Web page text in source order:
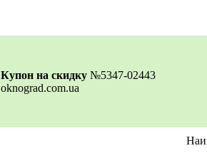
Купон на скидку №5347-02443
oknograd.com.ua